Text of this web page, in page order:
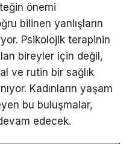
önemi
bilinen yanlışların
Psikolojik terapinin
bireyler için değil,
ve rutin bir sağlık
Kadınların yaşam
bu buluşmalar,
edecek.